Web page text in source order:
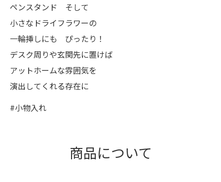
ペンスタンド そして
小さなドライフラワーの
一輪挿しにも ぴったり！
デスク周りや玄関先に置けば
アットホームな雰囲気を
演出してくれる存在に
#小物入れ
商品について